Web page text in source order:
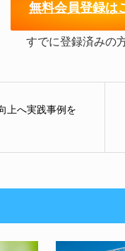
無料会員登録は
すでに登録済みの
上へ実践事例を